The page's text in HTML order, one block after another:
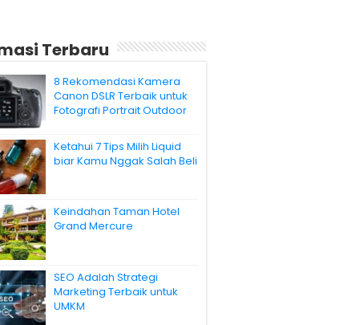
Terbaru
8 Rekomendasi Kamera
Canon DSLR Terbaik untuk
Fotografi Portrait Outdoor
Ketahui 7 Tips Milih Liquid
biar Kamu Nggak Salah Beli
Keindahan Taman Hotel
Grand Mercure
SEO Adalah Strategi
Marketing Terbaik untuk
UMKM